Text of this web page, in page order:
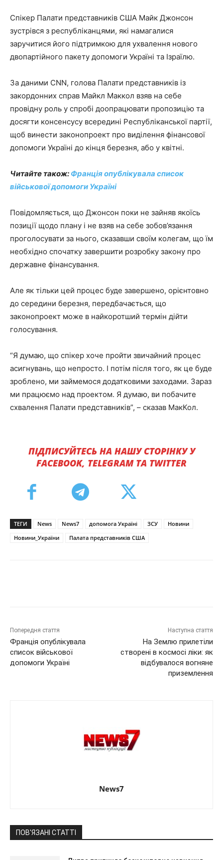
Спікер Палати представників США Майк Джонсон
зустрівся з республіканцями, які намагалися
заручитися його підтримкою для ухвалення нового
двопартійного пакету допомоги Україні та Ізраїлю.
За даними CNN, голова Палати представників із
закордонних справ Майкл Маккол взяв на себе
провідну роль у спробі доопрацювати пропозицію та
досягти консенсусу всередині Республіканської партії,
щоб винести законопроект про виділення фінансової
допомоги Україні до кінця березня, або у квітні.
Читайте також: Франція опублікувала список
військової допомоги Україні
Повідомляється, що Джонсон поки не зайняв якоїсь
позиції щодо плану і не взяв на себе зобов’язання
проголосувати за нього, сказавши своїм колегам, що їм
необхідно спочатку завершити розробку закону про
державне фінансування.
Але як тільки цей процес буде завершено, орієнтовно
до середини березня, передбачається, що
законопроект може в найкоротший термін дійти
голосування.
“Я думаю, що спікер хоче пройти звичайний процес
асигнувань, що непросто. І потім після того, як це буде
зроблено, ми займемося додатковими заходами. Зараз
ми працюємо над проектом. Я думаю, ви побачите
схвалення Палати представників”, – сказав МакКол.
ПІДПИСУЙТЕСЬ НА НАШУ СТОРІНКУ У
FACEBOOK, TELEGRAM ТА TWITTER
ТЕГИ News News7 допомога Україні ЗСУ
Новини
Новини_України
Палата представників США
Попередня стаття
Франція опублікувала
список військової
допомоги Україні
Наступна стаття
На Землю прилетіли
створені в космосі ліки: як
відбувалося вогняне
приземлення
News7
ПОВ'ЯЗАНІ СТАТТІ